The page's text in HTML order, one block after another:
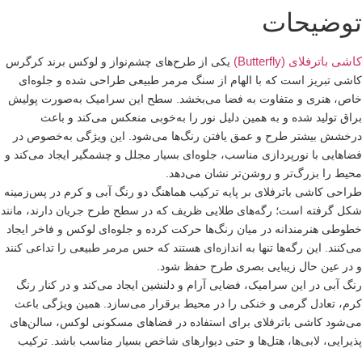
توضیحات
کاشی باترفلای (Butterfly) یکی از طرح‌های چشم‌نواز و لوکس برند کرگرس
کاشی تبریز است که با الهام از سنگ مرمر طبیعی طراحی شده و جلوه‌ای
خاص، هنری و متفاوت به فضا می‌بخشد. سطح این سرامیک به‌صورت پولیش
براق تولید شده و به همین دلیل نور را به‌خوبی منعکس می‌کند و باعث
درخشش بیشتر طرح و عمق یافتن رنگ‌ها می‌شود. این ویژگی به‌خصوص در
فضاهایی با نورپردازی مناسب، جلوه‌ای بسیار مجلل و چشمگیر ایجاد می‌کند و
محیط را بزرگ‌تر و روشن‌تر نشان می‌دهد.
طراحی کاشی باترفلای بر پایه ترکیب هماهنگ دو رنگ آبی و کرم در پس‌زمینه
شکل گرفته است؛ رگه‌های طلایی ظریف که در سطح طرح جریان دارند، مانند
خطوطی هنرمندانه در میان رنگ‌ها حرکت کرده و جلوه‌ای لوکس و فاخر ایجاد
می‌کنند. این رگه‌ها تنها به اندازه‌ای هستند که حس مرمر طبیعی را تداعی کنند
و در عین حال زیبایی بصری طرح حفظ شود.
رنگ آبی در این سرامیک، فضایی آرام و دلنشین ایجاد می‌کند و در کنار رنگ
کرم، تعادل گرمی و خنکی را در محیط برقرار می‌سازد. همین ویژگی باعث
می‌شود کاشی باترفلای برای استفاده در فضاهای مسکونی لوکس، سالن‌های
پذیرایی، لابی‌ها، هتل‌ها و حتی دیوارهای شاخص بسیار مناسب باشد. ترکیب